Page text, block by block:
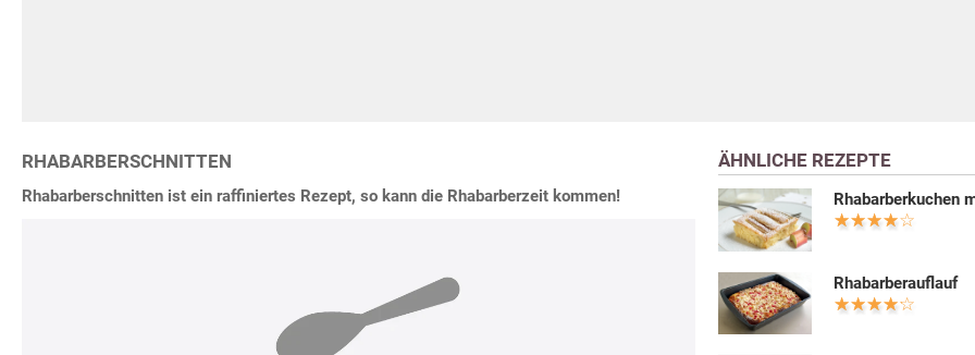
RHABARBERSCHNITTEN
Rhabarberschnitten ist ein raffiniertes Rezept, so kann die Rhabarberzeit kommen!
ÄHNLICHE REZEPTE
Rhabarberkuchen
Rhabarberauflauf